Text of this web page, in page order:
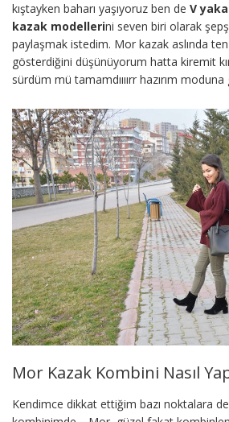
kıştayken baharı yaşıyoruz ben de V
kazak modellerini seven biri olarak
paylaşmak istedim. Mor kazak aslında
gösterdiğini düşünüyorum hatta kiremit
sürdüm mü tamamdıııırr hazırım
Mor Kazak Kombini Nasıl
Kendimce dikkat ettiğim bazı noktalara